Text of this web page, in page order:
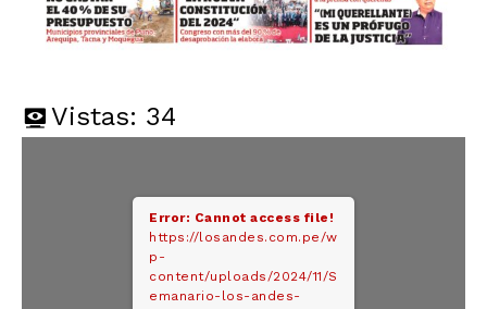
Vistas: 34
Error: Cannot access file!
https://losandes.com.pe/w
p-
content/uploads/2024/11/S
emanario-los-andes-